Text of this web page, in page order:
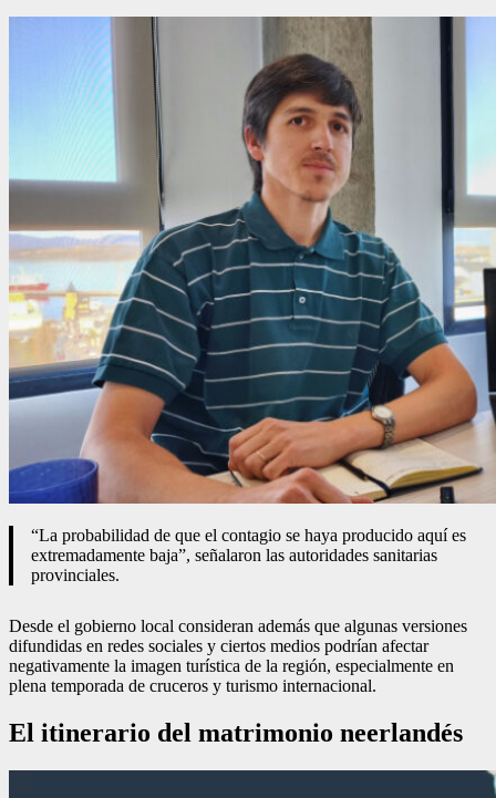
“La probabilidad de que el contagio se haya producido aquí es
extremadamente baja”, señalaron las autoridades sanitarias
provinciales.
Desde el gobierno local consideran además que algunas versiones
difundidas en redes sociales y ciertos medios podrían afectar
negativamente la imagen turística de la región, especialmente en
plena temporada de cruceros y turismo internacional.
El itinerario del matrimonio neerlandés